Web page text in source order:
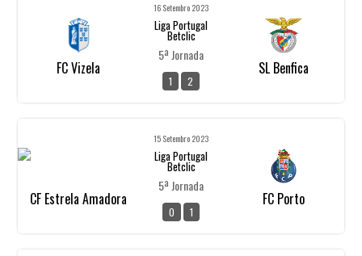
FC Vizela
16 Setembro 2023
Liga Portugal
Betclic
5ª Jornada
1 2
SL Benfica
CF Estrela Amadora
15 Setembro 2023
Liga Portugal
Betclic
5ª Jornada
0 1
FC Porto